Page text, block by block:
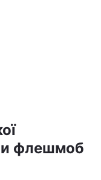
флешмоб